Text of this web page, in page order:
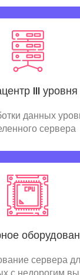
III уровня
данных
сервера
сервера